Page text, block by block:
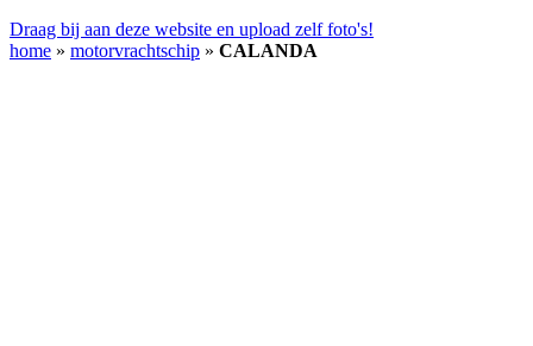
Draag bij aan deze website en upload zelf foto's!
home » motorvrachtschip » CALANDA